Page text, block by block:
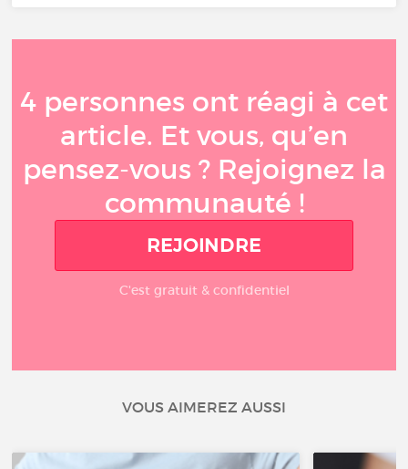
4 personnes ont réagi à cet
article. Et vous, qu’en
pensez-vous ? Rejoignez la
communauté !
REJOINDRE
C'est gratuit & confidentiel
VOUS AIMEREZ AUSSI